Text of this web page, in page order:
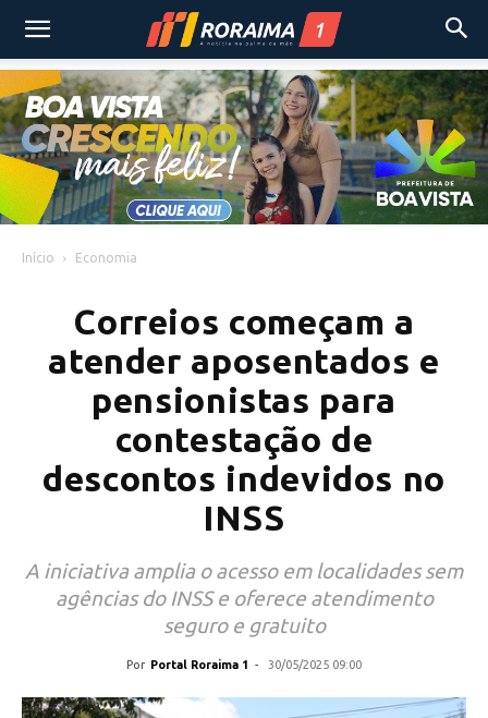
Início Economia
Correios começam a
atender aposentados e
pensionistas para
contestação de
descontos indevidos no
INSS
A iniciativa amplia o acesso em localidades sem
agências do INSS e oferece atendimento
seguro e gratuito
Por Portal Roraima 1 - 30/05/2025 09:00